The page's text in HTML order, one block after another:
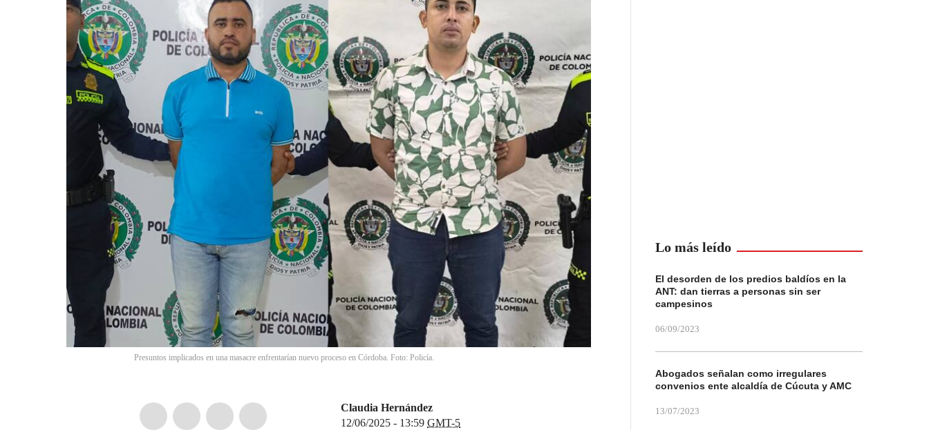
Presuntos implicados en una masacre enfrentarían nuevo proceso en Córdoba. Foto: Policía.
Claudia Hernández
12/06/2025 - 13:59 GMT-5
Lo más leído
El desorden de los predios baldíos en la
ANT: dan tierras a personas sin ser
campesinos
06/09/2023
Abogados señalan como irregulares
convenios ente alcaldía de Cúcuta y AMC
13/07/2023